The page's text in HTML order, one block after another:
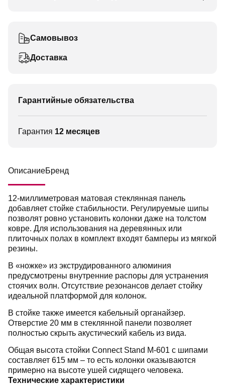
Самовывоз
Доставка
Гарантийные обязательства
Гарантия 12 месяцев
ОписаниеБренд
12-миллиметровая матовая стеклянная панель
добавляет стойке стабильности. Регулируемые шипы
позволят ровно установить колонки даже на толстом
ковре. Для использования на деревянных или
плиточных полах в комплект входят бамперы из мягкой
резины.
В «ножке» из экструдированного алюминия
предусмотрены внутренние распоры для устранения
стоячих волн. Отсутствие резонансов делает стойку
идеальной платформой для колонок.
В стойке также имеется кабельный органайзер.
Отверстие 20 мм в стеклянной панели позволяет
полностью скрыть акустический кабель из вида.
Общая высота стойки Connect Stand M-601 с шипами
составляет 615 мм – то есть колонки оказываются
примерно на высоте ушей сидящего человека.
Технические характеристики